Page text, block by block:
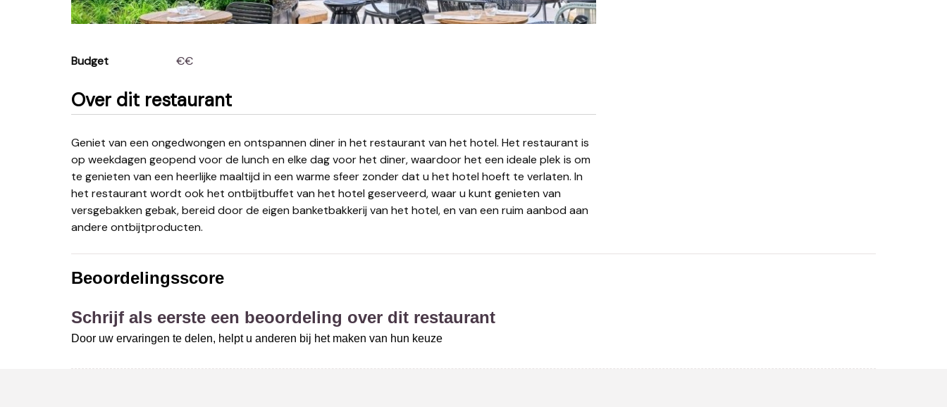
Budget €€
Over dit restaurant
Geniet van een ongedwongen en ontspannen diner in het restaurant van het hotel. Het restaurant is
op weekdagen geopend voor de lunch en elke dag voor het diner, waardoor het een ideale plek is om
te genieten van een heerlijke maaltijd in een warme sfeer zonder dat u het hotel hoeft te verlaten. In
het restaurant wordt ook het ontbijtbuffet van het hotel geserveerd, waar u kunt genieten van
versgebakken gebak, bereid door de eigen banketbakkerij van het hotel, en van een ruim aanbod aan
andere ontbijtproducten.
Beoordelingsscore
Schrijf als eerste een beoordeling over dit restaurant
Door uw ervaringen te delen, helpt u anderen bij het maken van hun keuze